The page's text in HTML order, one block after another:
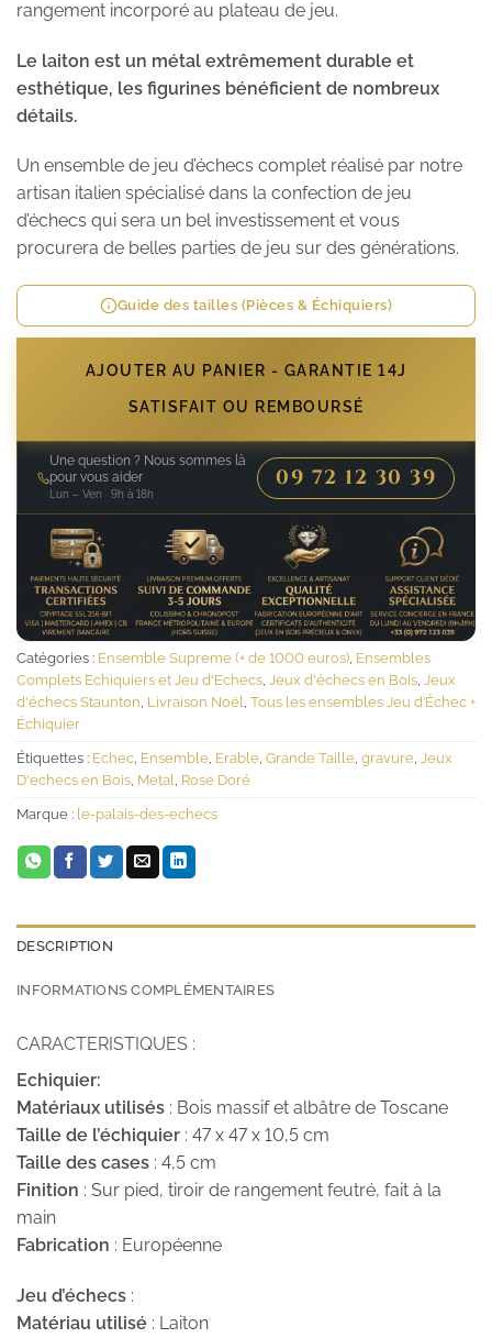
rangement incorporé au plateau de jeu.
Le laiton est un métal extrêmement durable et
esthétique, les figurines bénéficient de nombreux
détails.
Un ensemble de jeu d’échecs complet réalisé par notre
artisan italien spécialisé dans la confection de jeu
d’échecs qui sera un bel investissement et vous
procurera de belles parties de jeu sur des générations.
Guide des tailles (Pièces & Échiquiers)
AJOUTER AU PANIER - GARANTIE 14J
SATISFAIT OU REMBOURSÉ
Une question ? Nous sommes là
pour vous aider
Lun – Ven · 9h à 18h
09 72 12 30 39
Catégories : Ensemble Supreme (+ de 1000 euros), Ensembles
Complets Echiquiers et Jeu d'Echecs, Jeux d'échecs en Bois, Jeux
d'échecs Staunton, Livraison Noël, Tous les ensembles Jeu d’Échec +
Échiquier
Étiquettes : Echec, Ensemble, Erable, Grande Taille, gravure, Jeux
D'echecs en Bois, Metal, Rose Doré
Marque : le-palais-des-echecs
DESCRIPTION
INFORMATIONS COMPLÉMENTAIRES
CARACTERISTIQUES :
Echiquier:
Matériaux utilisés : Bois massif et albâtre de Toscane
Taille de l’échiquier : 47 x 47 x 10,5 cm
Taille des cases : 4,5 cm
Finition : Sur pied, tiroir de rangement feutré, fait à la
main
Fabrication : Européenne
Jeu d’échecs :
Matériau utilisé : Laiton